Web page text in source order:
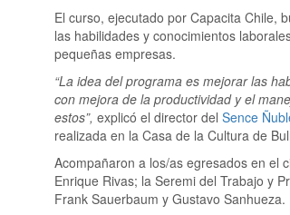
El curso, ejecutado por Capacita Chile,
las habilidades y conocimientos
pequeñas empresas.
“La idea del programa es mejorar las
con mejora de la productividad y el
estos”, explicó el director del Sence
realizada en la Casa de la Cultura de
Acompañaron a los/as egresados en el
Enrique Rivas; la Seremi del Trabajo y
Frank Sauerbaum y Gustavo Sanhueza.